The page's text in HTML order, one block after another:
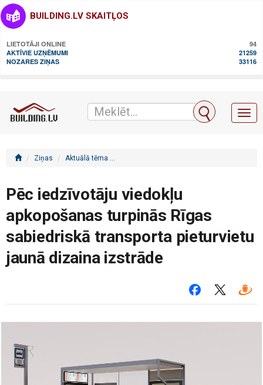
BUILDING.LV SKAITĻOS
LIETOTĀJI ONLINE
94
AKTĪVIE UZŅĒMUMI
21259
NOZARES ZIŅAS
33116
Ziņas Aktuālā tēma
Pēc iedzīvotāju viedokļu
apkopošanas turpinās Rīgas
sabiedriskā transporta pieturvietu
jaunā dizaina izstrāde